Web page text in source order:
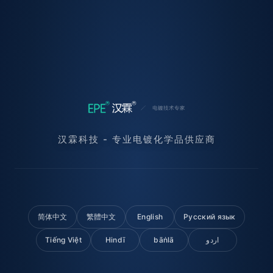
汉霖科技 - 专业电镀化学品供应商
简体中文 繁體中文 English Русский язык
Tiếng Việt Hindī bāṅlā